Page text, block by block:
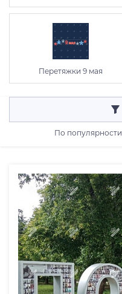
Перетяжки 9 мая
По популярности
Розничная цена
Коллекция
Рабочее напряжение